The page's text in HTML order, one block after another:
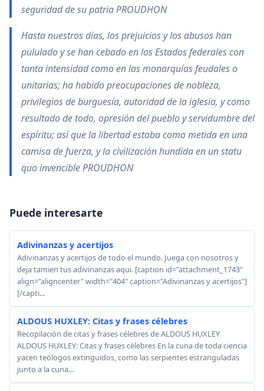
seguridad de su patria PROUDHON
Hasta nuestros días, los prejuicios y los abusos han
pululado y se han cebado en los Estados federales con
tanta intensidad como en las monarquías feudales o
unitarias; ha habido preocupaciones de nobleza,
privilegios de burguesía, autoridad de la iglesia, y como
resultado de todo, opresión del pueblo y servidumbre del
espíritu; así que la libertad estaba como metida en una
camisa de fuerza, y la civilización hundida en un statu
quo invencible PROUDHON
Puede interesarte
Adivinanzas y acertijos
Adivinanzas y acertijos de todo el mundo. Juega con nosotros y
deja tamien tus adivinanzas aqui. [caption id="attachment_1743"
align="aligncenter" width="404" caption="Adivinanzas y acertijos"]
[/capti...
ALDOUS HUXLEY: Citas y frases célebres
Recopilación de citas y frases célebres de ALDOUS HUXLEY
ALDOUS HUXLEY: Citas y frases célebres En la cuna de toda ciencia
yacen teólogos extinguidos, como las serpientes estranguladas
junto a la cuna...